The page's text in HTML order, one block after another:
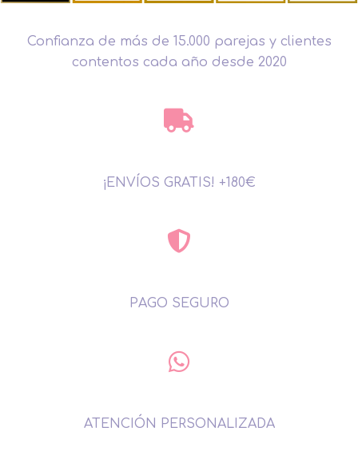
Confianza de más de 15.000 parejas y clientes
contentos cada año desde 2020
¡ENVÍOS GRATIS! +180€
PAGO SEGURO
ATENCIÓN PERSONALIZADA